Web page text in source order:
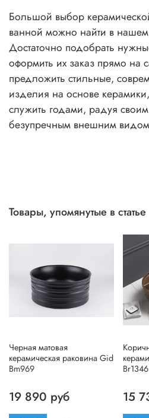
Большой выбор
ванной можно найти в нашем
Достаточно подобрать
оформить их заказ прямо на
предложить стильные,
изделия на основе
служить годами, радуя
безупречным внешним
Товары, упомянутые в статье
Черная матовая
керамическая раковина Gid
Bm969
19 890 руб
Br1346
15